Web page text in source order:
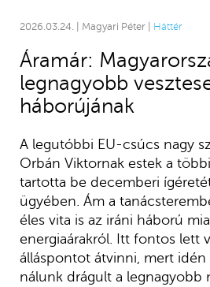
2026.03.24. | Magyari Péter | Háttér
Áramár:
legnagyobb
háborújának
A legutóbbi EU-csúcs nagy
Orbán Viktornak estek a
tartotta be decemberi
ügyében. Ám a
éles vita is az iráni háború
energiaárakról. Itt fontos lett
álláspontot átvinni, mert idén
nálunk drágult a legnagyobb